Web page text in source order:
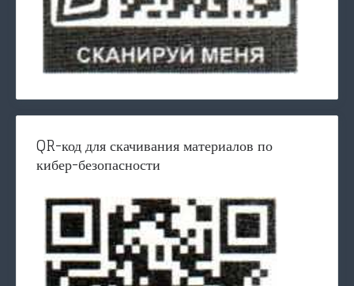
QR-код для скачивания материалов по
кибер-безопасности